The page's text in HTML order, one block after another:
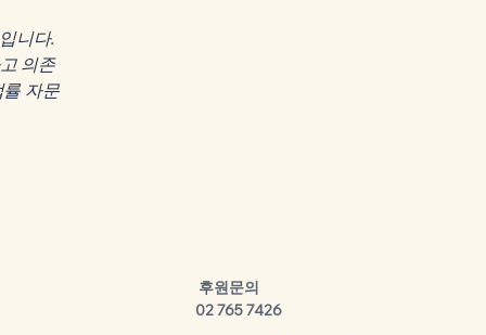
니다.
의존
자문
​ 후원문의
02 765 7426